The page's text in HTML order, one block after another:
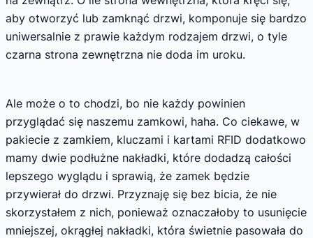
aby otworzyć lub zamknąć drzwi, komponuje się bardzo
uniwersalnie z prawie każdym rodzajem drzwi, o tyle
czarna strona zewnętrzna nie doda im uroku.
Ale może o to chodzi, bo nie każdy powinien
przyglądać się naszemu zamkowi, haha. Co ciekawe, w
pakiecie z zamkiem, kluczami i kartami RFID dodatkowo
mamy dwie podłużne nakładki, które dodadzą całości
lepszego wyglądu i sprawią, że zamek będzie
przywierał do drzwi. Przyznaję się bez bicia, że nie
skorzystałem z nich, ponieważ oznaczałoby to usunięcie
mniejszej, okrągłej nakładki, która świetnie pasowała do